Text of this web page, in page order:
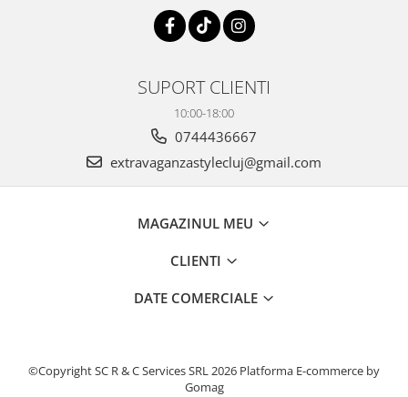
SUPORT CLIENTI
10:00-18:00
0744436667
extravaganzastylecluj@gmail.com
MAGAZINUL MEU
CLIENTI
DATE COMERCIALE
©Copyright SC R & C Services SRL 2026 Platforma E-commerce by
Gomag